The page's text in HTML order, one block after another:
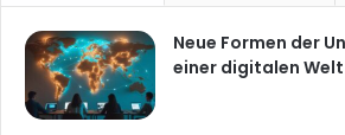
Neue Formen der
einer digitalen Welt